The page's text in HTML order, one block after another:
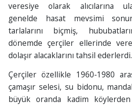
veresiye olarak alıcılarına
genelde hasat mevsimi
tarlalarını biçmiş,
dönemde çerçiler ellerinde
dolaşır alacaklarını tahsil ederlerdi.
Çerçiler özellikle 1960-1980
çamaşır selesi, su bidonu,
büyük oranda kadim